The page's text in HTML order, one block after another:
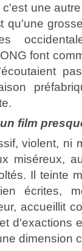
une
qu'une
font
film
violent, ni
miséreux,
Il teinte
écrites,
accueillit
d'exactions
dimension